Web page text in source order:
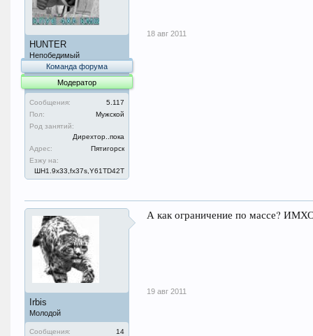
HUNTER
Непобедимый
Команда форума
Модератор
Сообщения:
5.117
Пол:
Мужской
Род занятий:
Дирехтор..пока
Адрес:
Пятигорск
Езжу на:
ШН1.9x33,fx37s,Y61TD42T
18 авг 2011
Irbis
Молодой
Сообщения:
14
А как ограничение по массе?
19 авг 2011